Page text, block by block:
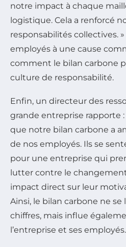
notre impact à chaque
logistique. Cela a renforcé
responsabilités collectives. »
employés à une cause
comment le bilan carbone
culture de responsabilité.
Enfin, un directeur des
grande entreprise rapporte
que notre bilan carbone a
de nos employés. Ils se
pour une entreprise qui
lutter contre le
impact direct sur leur
Ainsi, le bilan carbone ne se
chiffres, mais influe
l’entreprise et ses employés.